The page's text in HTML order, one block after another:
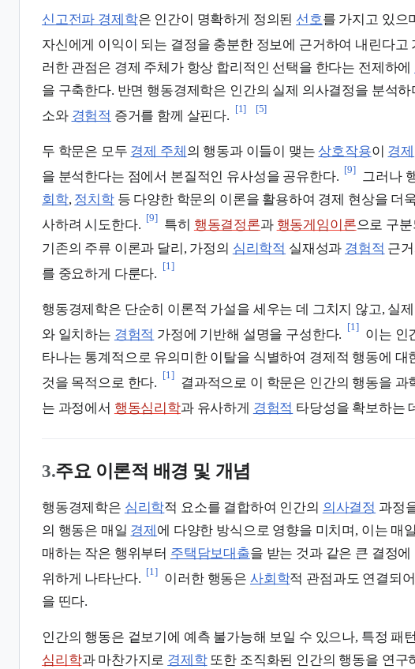
신고전파 경제학은 인간이 명확하게 정의된 선호를 가지고 있으
자신에게 이익이 되는 결정을 충분한 정보에 근거하여 내린다고
러한 관점은 경제 주체가 항상 합리적인 선택을 한다는 전제하에
을 구축한다. 반면 행동경제학은 인간의 실제 의사결정을 분석하
소와 경험적 증거를 함께 살핀다.
[1] [5]
두 학문은 모두 경제 주체 의 행동과 이들이 맺는 상호작용이 경제
을 분석한다는 점에서 본질적인 유사성을 공유한다.
[9]
그러나
회학, 정치학등 다양한 학문의 이론을 활용하여 경제 현상을 더
사하려 시도한다.
[9]
특히 행동결정론과 행동게임이론으로 구
기존의 주류 이론과 달리, 가정의 심리학적 실재성과 경험적 근
를 중요하게 다룬다.
[1]
행동경제학은 단순히 이론적 가설을 세우는 데 그치지 않고, 실
와 일치하는 경험적 가정에 기반해 설명을 구성한다.
[1]
이는 인
타나는 통계적으로 유의미한 이탈을 식별하여 경제적 행동에 대
것을 목적으로 한다.
[1]
결과적으로 이 학문은 인간의 행동을 과
는 과정에서 행동심리학과 유사하게 경험적 타당성을 확보하는
3.주요 이론적 배경 및 개념
행동경제학은 심리학적 요소를 결합하여 인간의 의사결정 과정
의 행동은 매일 경제 에 다양한 방식으로 영향을 미치며, 이는 매
매하는 작은 행위부터 주택담보대출을 받는 것과 같은 큰 결정
위하게 나타난다.
[1]
이러한 행동은 사회학적 관점과도 연결되
을 띤다.
인간의 행동은 겉보기에 예측 불가능해 보일 수 있으나, 특정 패
심리학과 마찬가지로 경제학또한 조직화된 인간의 행동을 연구